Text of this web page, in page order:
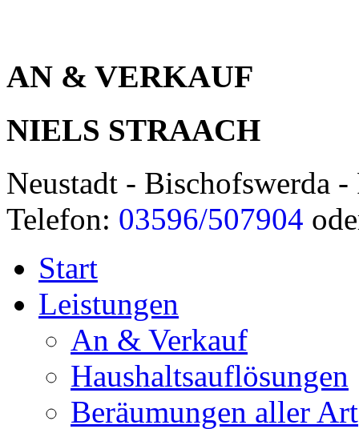
AN & VERKAUF
NIELS STRAACH
Neustadt - Bischofswerda -
Telefon: 03596/507904
Start
Leistungen
An & Verkauf
Haushaltsauflösungen
Beräumungen aller Art